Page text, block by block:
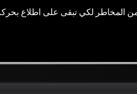
المخاطر لكي تبقى على اطلاع